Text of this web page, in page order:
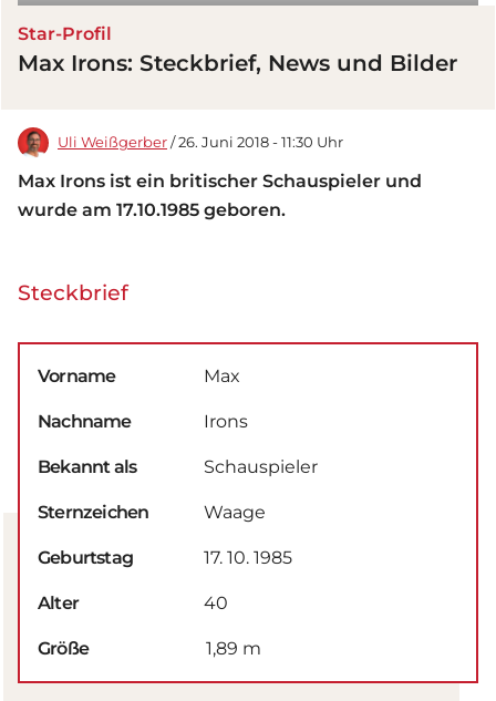
Star-Profil
Max Irons: Steckbrief, News und Bilder
Uli Weißgerber / 26. Juni 2018 - 11:30 Uhr
Max Irons ist ein britischer Schauspieler und
wurde am 17.10.1985 geboren.
Steckbrief
Vorname Max
Nachname Irons
Bekannt als Schauspieler
Sternzeichen Waage
Geburtstag 17. 10. 1985
Alter 40
Größe 1,89 m